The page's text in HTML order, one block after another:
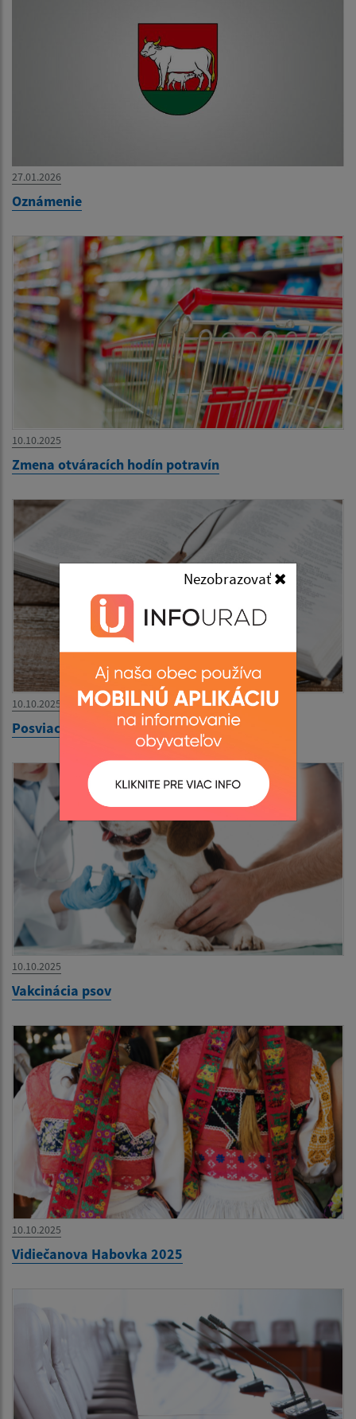
Nezobrazovať
27.01.2026
Oznámenie
10.10.2025
Zmena otváracích hodín potravín
10.10.2025
Posviacka organu
10.10.2025
Vakcinácia psov
10.10.2025
Vidiečanova Habovka 2025